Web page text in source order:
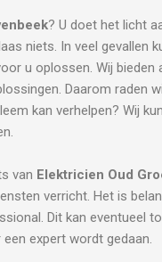
? U doet het licht
niets. In veel gevallen
u oplossen. Wij bieden
Daarom raden
kan verhelpen? Wij
van Elektricien Oud
verricht. Het is
Dit kan eventueel
expert wordt gedaan.